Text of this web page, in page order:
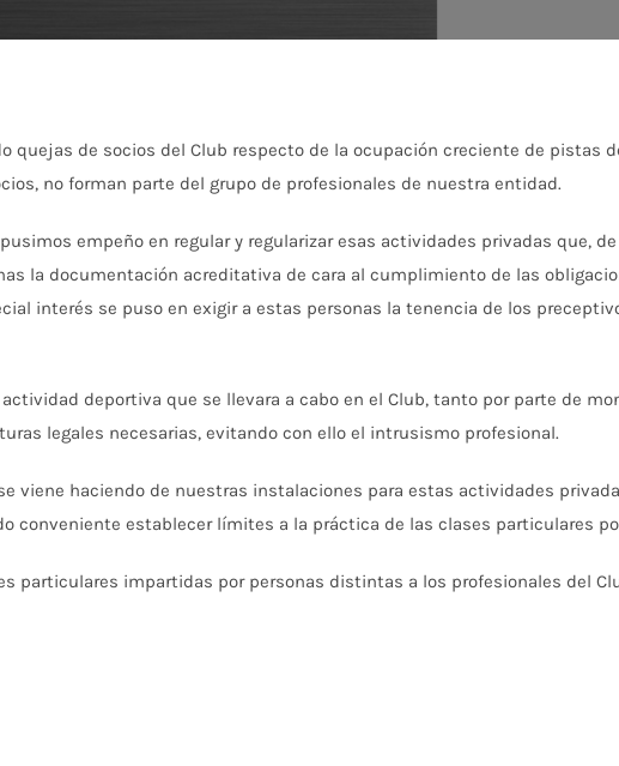
quejas de socios del Club respecto de la ocupación creciente de
no forman parte del grupo de profesionales de nuestra entidad.
empeño en regular y regularizar esas actividades privadas que,
la documentación acreditativa de cara al cumplimiento de las
interés se puso en exigir a estas personas la tenencia de los
deportiva que se llevara a cabo en el Club, tanto por parte de
legales necesarias, evitando con ello el intrusismo profesional.
viene haciendo de nuestras instalaciones para estas actividades
conveniente establecer límites a la práctica de las clases particulares
particulares impartidas por personas distintas a los profesionales del